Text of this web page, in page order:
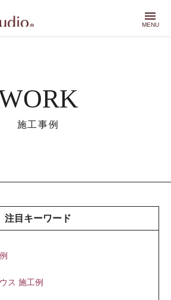
menu
MENU
施工事例
注目キーワード
ス 施工例